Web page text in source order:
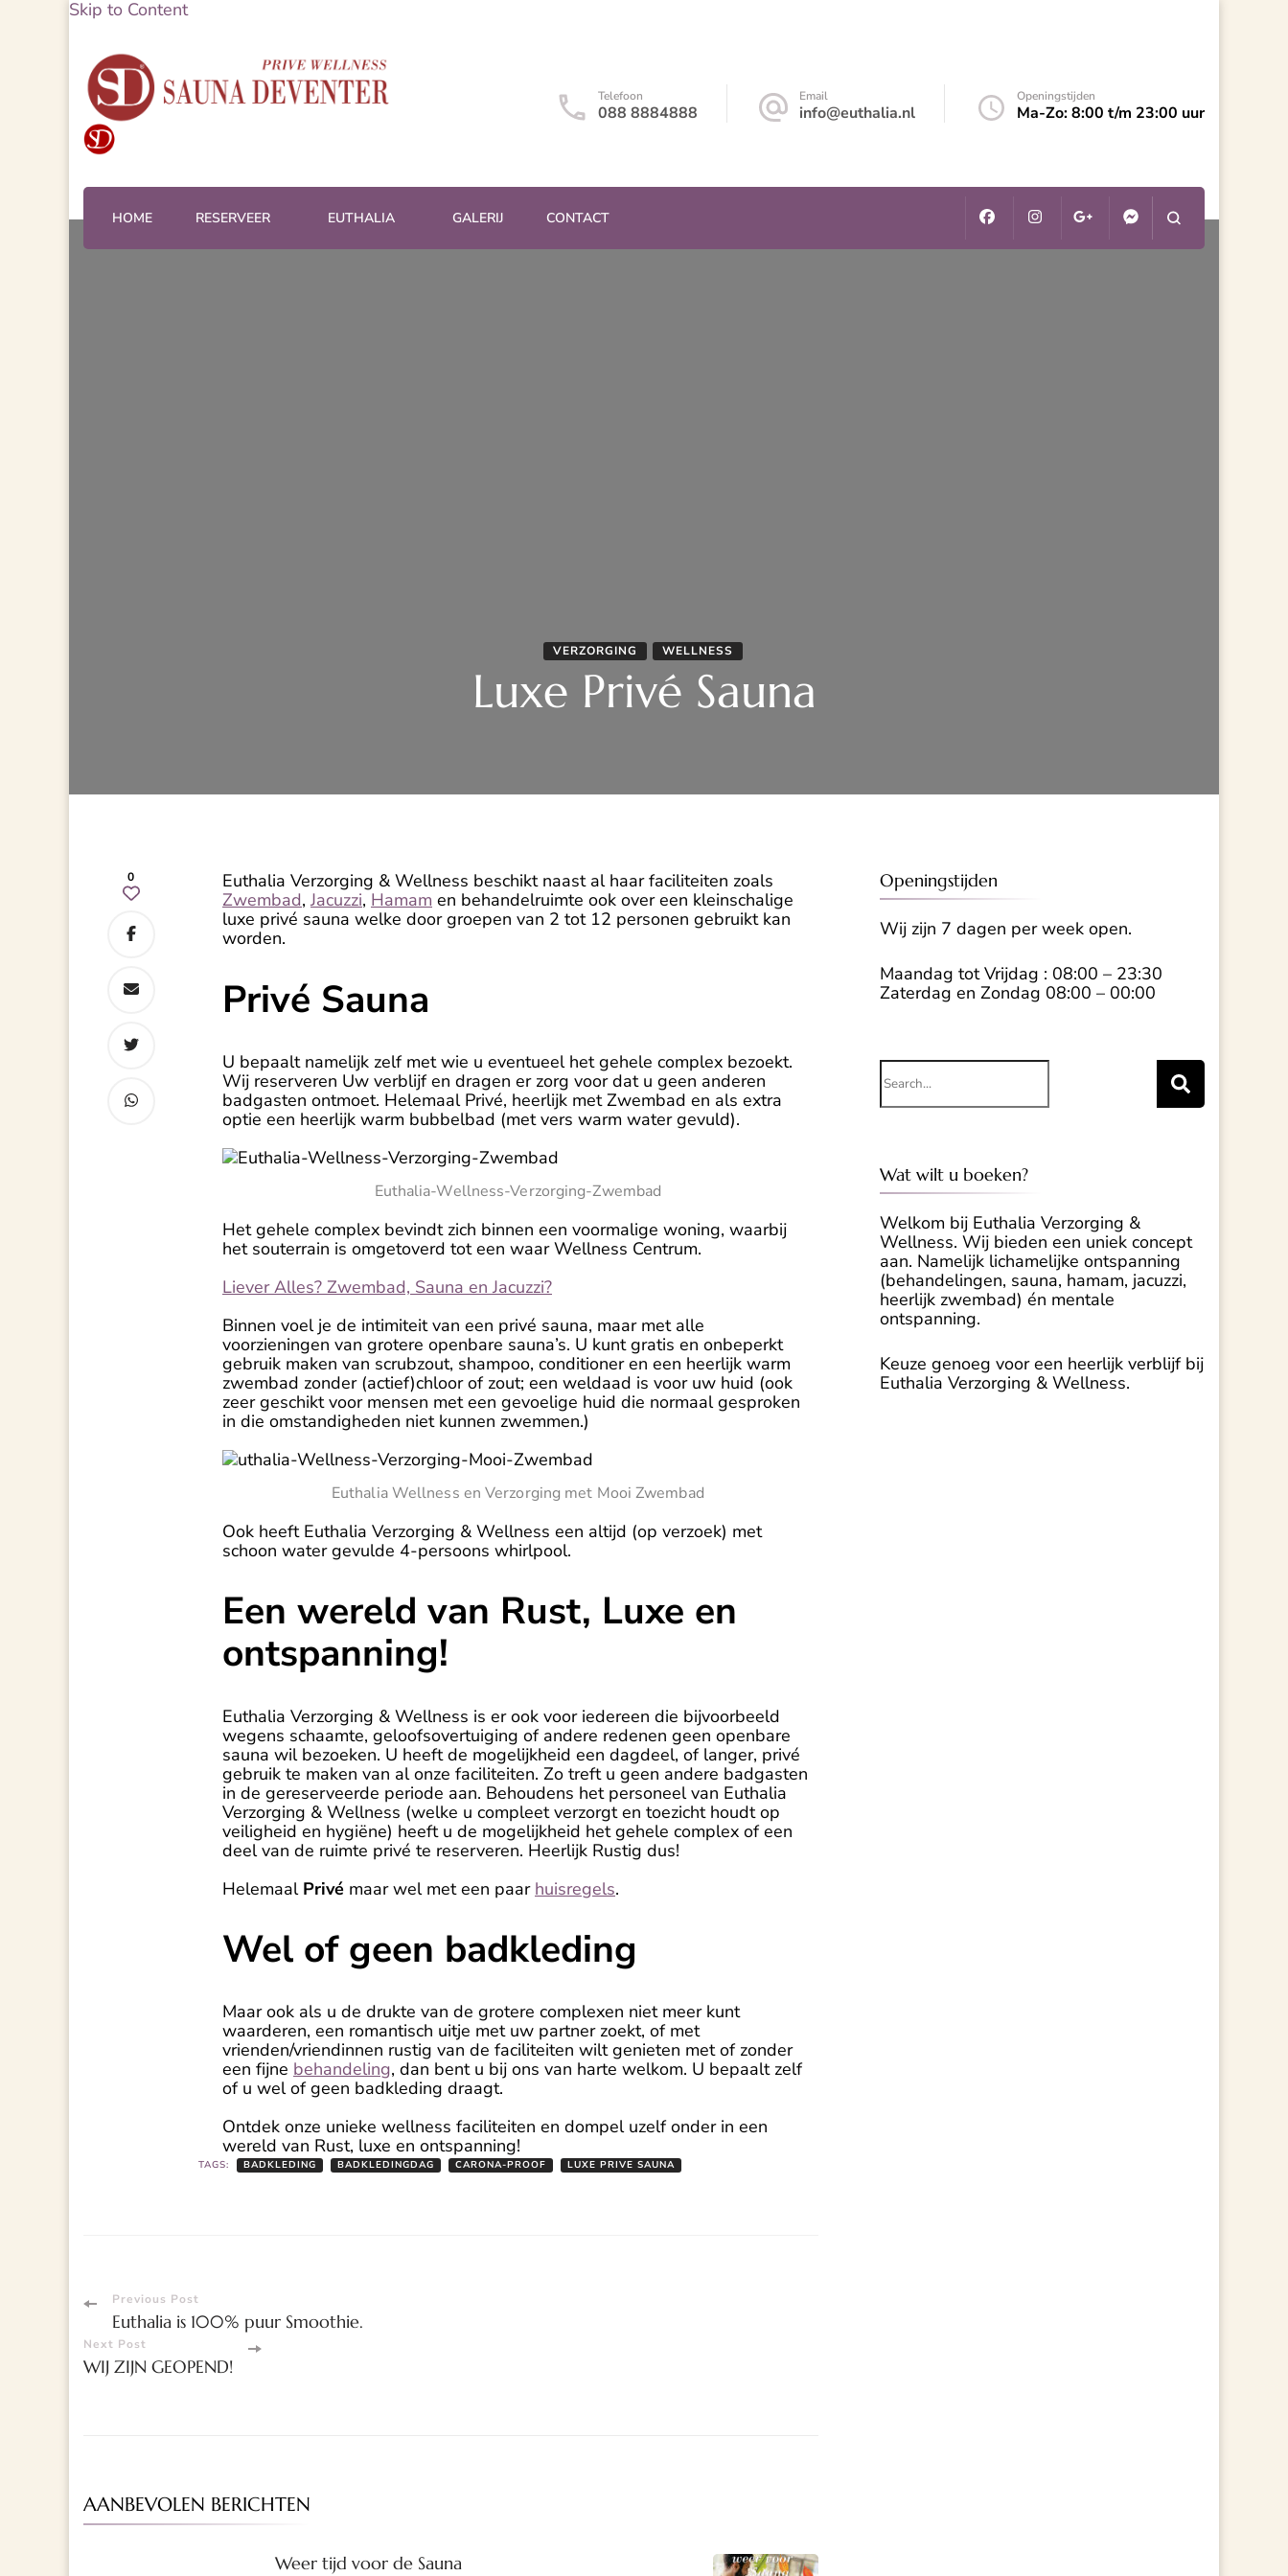
Skip to Content
Sauna Deventer – Prive Spa
Sauna Deventer
Telefoon
088 8884888
Email
info@euthalia.nl
Openingstijden
Ma-Zo: 8:00 t/m 23:00 uur
HOME RESERVEER EUTHALIA GALERIJ CONTACT
VERZORGING WELLNESS
Luxe Privé Sauna
0
Euthalia Verzorging & Wellness beschikt naast al haar faciliteiten zoals
Zwembad, Jacuzzi, Hamam en behandelruimte ook over een kleinschalige
luxe privé sauna welke door groepen van 2 tot 12 personen gebruikt kan
worden.
Privé Sauna
U bepaalt namelijk zelf met wie u eventueel het gehele complex bezoekt.
Wij reserveren Uw verblijf en dragen er zorg voor dat u geen anderen
badgasten ontmoet. Helemaal Privé, heerlijk met Zwembad en als extra
optie een heerlijk warm bubbelbad (met vers warm water gevuld).
Euthalia-Wellness-Verzorging-Zwembad
Het gehele complex bevindt zich binnen een voormalige woning, waarbij
het souterrain is omgetoverd tot een waar Wellness Centrum.
Liever Alles? Zwembad, Sauna en Jacuzzi?
Binnen voel je de intimiteit van een privé sauna, maar met alle
voorzieningen van grotere openbare sauna’s. U kunt gratis en onbeperkt
gebruik maken van scrubzout, shampoo, conditioner en een heerlijk warm
zwembad zonder (actief)chloor of zout; een weldaad is voor uw huid (ook
zeer geschikt voor mensen met een gevoelige huid die normaal gesproken
in die omstandigheden niet kunnen zwemmen.)
Euthalia Wellness en Verzorging met Mooi Zwembad
Ook heeft Euthalia Verzorging & Wellness een altijd (op verzoek) met
schoon water gevulde 4-persoons whirlpool.
Een wereld van Rust, Luxe en
ontspanning!
Euthalia Verzorging & Wellness is er ook voor iedereen die bijvoorbeeld
wegens schaamte, geloofsovertuiging of andere redenen geen openbare
sauna wil bezoeken. U heeft de mogelijkheid een dagdeel, of langer, privé
gebruik te maken van al onze faciliteiten. Zo treft u geen andere badgasten
in de gereserveerde periode aan. Behoudens het personeel van Euthalia
Verzorging & Wellness (welke u compleet verzorgt en toezicht houdt op
veiligheid en hygiëne) heeft u de mogelijkheid het gehele complex of een
deel van de ruimte privé te reserveren. Heerlijk Rustig dus!
Helemaal Privé maar wel met een paar huisregels.
Wel of geen badkleding
Maar ook als u de drukte van de grotere complexen niet meer kunt
waarderen, een romantisch uitje met uw partner zoekt, of met
vrienden/vriendinnen rustig van de faciliteiten wilt genieten met of zonder
een fijne behandeling, dan bent u bij ons van harte welkom. U bepaalt zelf
of u wel of geen badkleding draagt.
Ontdek onze unieke wellness faciliteiten en dompel uzelf onder in een
wereld van Rust, luxe en ontspanning!
TAGS: BADKLEDING BADKLEDINGDAG CARONA-PROOF LUXE PRIVE SAUNA
Post
Navigation
Previous Post
Euthalia is 100% puur Smoothie.
Next Post
WIJ ZIJN GEOPEND!
AANBEVOLEN BERICHTEN
Weer tijd voor de Sauna
Openingstijden
Wij zijn 7 dagen per week open.
Maandag tot Vrijdag : 08:00 – 23:30
Zaterdag en Zondag 08:00 – 00:00
Search
for:
Wat wilt u boeken?
Welkom bij Euthalia Verzorging &
Wellness. Wij bieden een uniek concept
aan. Namelijk lichamelijke ontspanning
(behandelingen, sauna, hamam, jacuzzi,
heerlijk zwembad) én mentale
ontspanning.
Keuze genoeg voor een heerlijk verblijf bij
Euthalia Verzorging & Wellness.